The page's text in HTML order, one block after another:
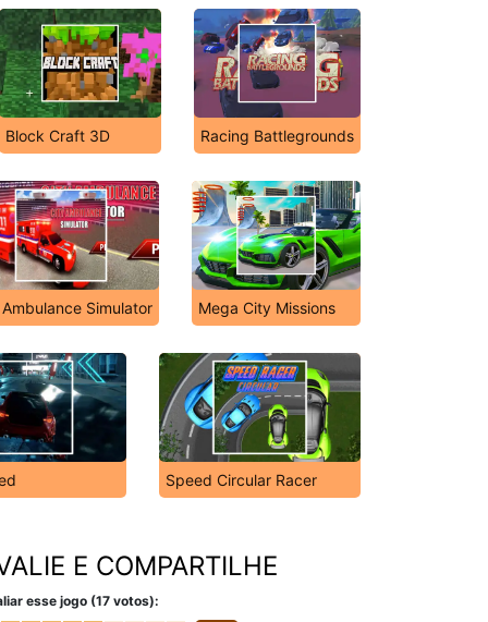
Block Craft 3D Racing Battlegrounds
Simulator Mega City Missions
Speed Circular Racer
E COMPARTILHE
esse jogo (17 votos):